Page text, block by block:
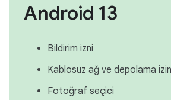
Android 13
Bildirim izni
Kablosuz ağ ve depolama
Fotoğraf seçici